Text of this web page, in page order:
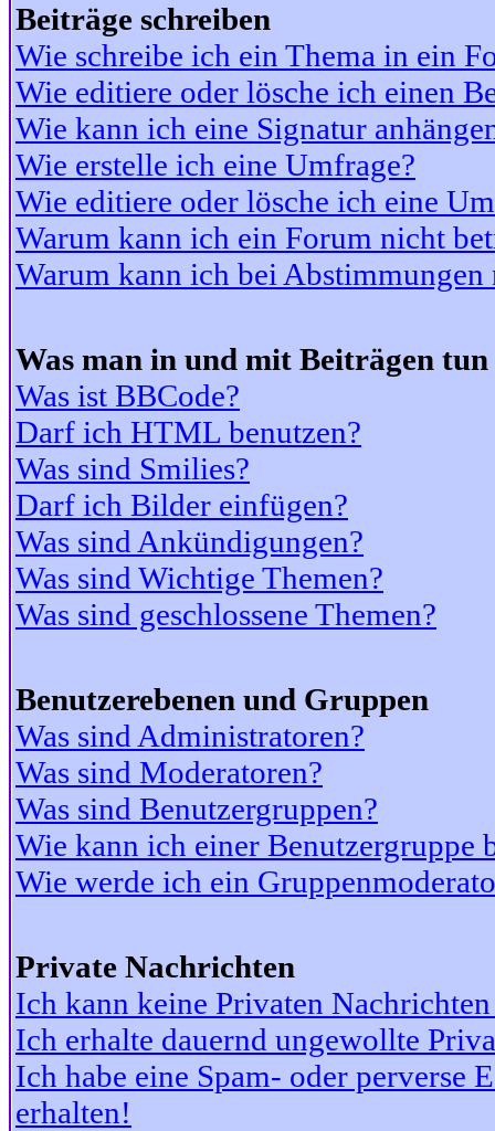
Beiträge schreiben
Wie schreibe ich ein Thema in ein
Wie editiere oder lösche ich einen
Wie kann ich eine Signatur
Wie erstelle ich eine Umfrage?
Wie editiere oder lösche ich eine
Warum kann ich ein Forum nicht
Warum kann ich bei
Was man in und mit Beiträgen
Was ist BBCode?
Darf ich HTML benutzen?
Was sind Smilies?
Darf ich Bilder einfügen?
Was sind Ankündigungen?
Was sind Wichtige Themen?
Was sind geschlossene Themen?
Benutzerebenen und Gruppen
Was sind Administratoren?
Was sind Moderatoren?
Was sind Benutzergruppen?
Wie kann ich einer Benutzergruppe
Wie werde ich ein
Private Nachrichten
Ich kann keine Privaten
Ich erhalte dauernd ungewollte
Ich habe eine Spam- oder perverse
erhalten!